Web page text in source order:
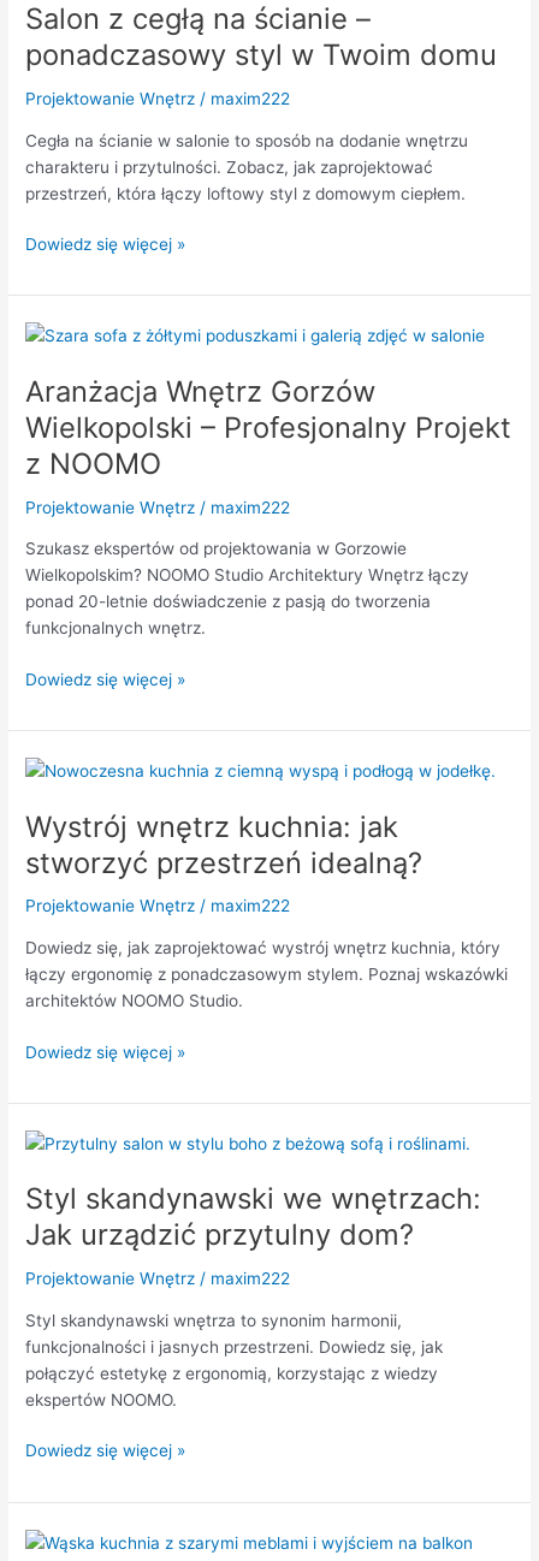
Salon z cegłą na ścianie –
ponadczasowy styl w Twoim domu
Projektowanie Wnętrz / maxim222
Cegła na ścianie w salonie to sposób na dodanie wnętrzu
charakteru i przytulności. Zobacz, jak zaprojektować
przestrzeń, która łączy loftowy styl z domowym ciepłem.
na
–
ponadczasowy
w
Twoim
domu
Dowiedz się więcej »
Aranżacja Wnętrz Gorzów
Wielkopolski – Profesjonalny Projekt
z NOOMO
Projektowanie Wnętrz / maxim222
Szukasz ekspertów od projektowania w Gorzowie
Wielkopolskim? NOOMO Studio Architektury Wnętrz łączy
ponad 20-letnie doświadczenie z pasją do tworzenia
funkcjonalnych wnętrz.
Aranżacja
Gorzów
Wielkopolski
–
Profesjonalny
z
NOOMO
Dowiedz się więcej »
Wystrój wnętrz kuchnia: jak
stworzyć przestrzeń idealną?
Projektowanie Wnętrz / maxim222
Dowiedz się, jak zaprojektować wystrój wnętrz kuchnia, który
łączy ergonomię z ponadczasowym stylem. Poznaj wskazówki
architektów NOOMO Studio.
Wystrój
kuchnia:
stworzyć
przestrzeń
Dowiedz się więcej »
Styl skandynawski we wnętrzach:
Jak urządzić przytulny dom?
Projektowanie Wnętrz / maxim222
Styl skandynawski wnętrza to synonim harmonii,
funkcjonalności i jasnych przestrzeni. Dowiedz się, jak
połączyć estetykę z ergonomią, korzystając z wiedzy
ekspertów NOOMO.
Styl
we
wnętrzach:
Jak
urządzić
dom?
Dowiedz się więcej »
Mała